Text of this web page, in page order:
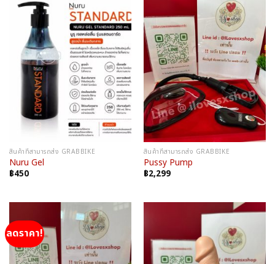
สินค้าที่สามารถส่ง GRABBIKE
Nuru Gel
฿450
สินค้าที่สามารถส่ง GRABBIKE
Pussy Pump
฿2,299
ลดราคา!